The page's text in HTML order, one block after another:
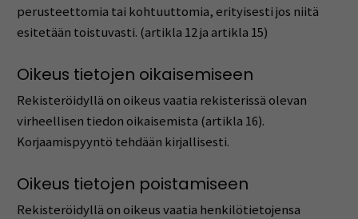
perusteettomia tai kohtuuttomia, erityisesti jos niitä
esitetään toistuvasti. (artikla 12 ja artikla 15)
Oikeus tietojen oikaisemiseen
Rekisteröidyllä on oikeus vaatia rekisterissä olevan
virheellisen tiedon oikaisemista (artikla 16).
Korjaamispyyntö tehdään kirjallisesti.
Oikeus tietojen poistamiseen
Rekisteröidyllä on oikeus vaatia henkilötietojensa